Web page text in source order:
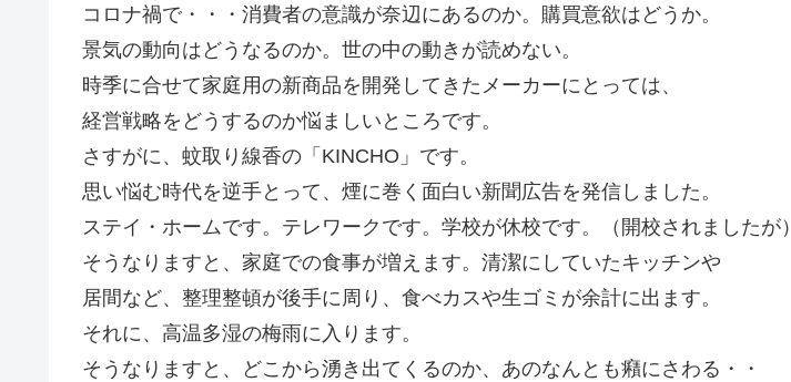
コロナ禍で・・・消費者の意識が奈辺にあるのか。購買意欲はどうか。
景気の動向はどうなるのか。世の中の動きが読めない。
時季に合せて家庭用の新商品を開発してきたメーカーにとっては、
経営戦略をどうするのか悩ましいところです。
さすがに、蚊取り線香の「KINCHO」です。
思い悩む時代を逆手とって、煙に巻く面白い新聞広告を発信しました。
ステイ・ホームです。テレワークです。学校が休校です。（開校されましたが）
そうなりますと、家庭での食事が増えます。清潔にしていたキッチンや
居間など、整理整頓が後手に周り、食べカスや生ゴミが余計に出ます。
それに、高温多湿の梅雨に入ります。
そうなりますと、どこから湧き出てくるのか、あのなんとも癪にさわる・・